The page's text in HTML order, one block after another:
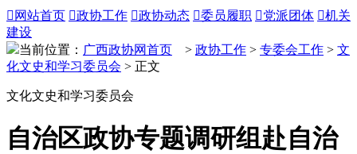
 网站首页 政协工作 政协动态 委员履职 党派团体 机关
建设
当前位置： 广西政协网首页 > 政协工作 > 专委会工作 > 文
化文史和学习委员会 > 正文
文化文史和学习委员会
自治区政协专题调研组赴自治